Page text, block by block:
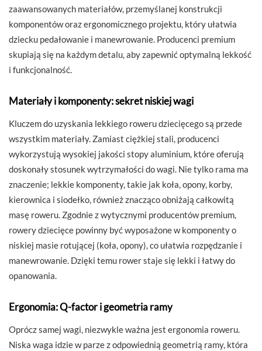
zaawansowanych materiałów, przemyślanej konstrukcji
komponentów oraz ergonomicznego projektu, który ułatwia
dziecku pedałowanie i manewrowanie. Producenci premium
skupiają się na każdym detalu, aby zapewnić optymalną lekkość
i funkcjonalność.
Materiały i komponenty: sekret niskiej wagi
Kluczem do uzyskania lekkiego roweru dziecięcego są przede
wszystkim materiały. Zamiast ciężkiej stali, producenci
wykorzystują wysokiej jakości stopy aluminium, które oferują
doskonały stosunek wytrzymałości do wagi. Nie tylko rama ma
znaczenie; lekkie komponenty, takie jak koła, opony, korby,
kierownica i siodełko, również znacząco obniżają całkowitą
masę roweru. Zgodnie z wytycznymi producentów premium,
rowery dziecięce powinny być wyposażone w komponenty o
niskiej masie rotującej (koła, opony), co ułatwia rozpędzanie i
manewrowanie. Dzięki temu rower staje się lekki i łatwy do
opanowania.
Ergonomia: Q-factor i geometria ramy
Oprócz samej wagi, niezwykle ważna jest ergonomia roweru.
Niska waga idzie w parze z odpowiednią geometrią ramy, która